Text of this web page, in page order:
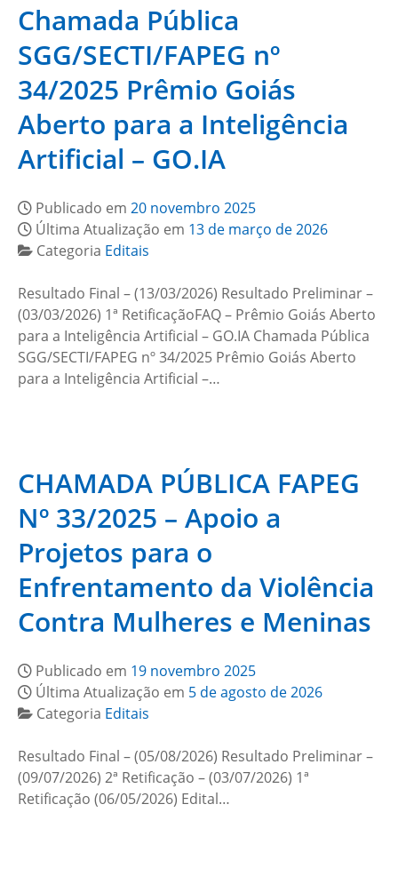
Chamada Pública
SGG/SECTI/FAPEG nº
34/2025 Prêmio Goiás
Aberto para a Inteligência
Artificial – GO.IA
Publicado em 20 novembro 2025
Última Atualização em 13 de março de 2026
Categoria Editais
Resultado Final – (13/03/2026) Resultado Preliminar –
(03/03/2026) 1ª RetificaçãoFAQ – Prêmio Goiás Aberto
para a Inteligência Artificial – GO.IA Chamada Pública
SGG/SECTI/FAPEG nº 34/2025 Prêmio Goiás Aberto
para a Inteligência Artificial –…
CHAMADA PÚBLICA FAPEG
Nº 33/2025 – Apoio a
Projetos para o
Enfrentamento da Violência
Contra Mulheres e Meninas
Publicado em 19 novembro 2025
Última Atualização em 5 de agosto de 2026
Categoria Editais
Resultado Final – (05/08/2026) Resultado Preliminar –
(09/07/2026) 2ª Retificação – (03/07/2026) 1ª
Retificação (06/05/2026) Edital…